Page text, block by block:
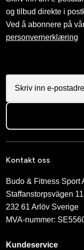
og tilbud direkte i
Ved å abonnere på
personvernerklæring
Kontakt oss
Budo & Fitness Sport
Staffanstorpsvägen
232 61 Arlöv Sverige
MVA-nummer:
Kundeservice